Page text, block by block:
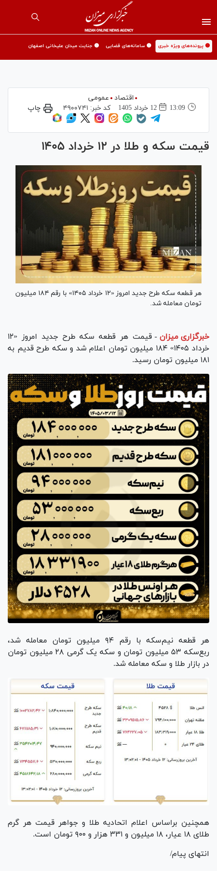
🟡 پرونده‌های ویژه خبری 🟡 سامانه‌های قضایی 🟡 جنایت میدان علیخانی اصفهان
اقتصاد
عمومی
13:09
12 خرداد 1405 کد خبر: ۴۹۰۰۷۴۱ چاپ
قیمت سکه و طلا در ۱۲ خرداد ۱۴۰۵
هر قطعه سکه طرح جدید امروز «۱۲ خرداد ۱۴۰۵» با رقم ۱۸۴ میلیون
تومان معامله شد.
خبرگزاری میزان -
قیمت هر قطعه سکه طرح جدید امروز «۱۲
خرداد ۱۴۰۵» ۱۸۴ میلیون تومان اعلام شد و سکه طرح قدیم به
۱۸۱ میلیون تومان رسید.
هر قطعه نیم‌سکه با رقم ۹۴ میلیون تومان معامله شد،
ربع‌سکه ۵۳ میلیون تومان و سکه یک گرمی ۲۸ میلیون تومان
در بازار طلا و سکه معامله شد.
همچنین براساس اعلام اتحادیه طلا و جواهر قیمت هر گرم
طلای ۱۸ عیار، ۱۸ میلیون و ۳۳۱ هزار و ۹۰۰ تومان است.
انتهای پیام/